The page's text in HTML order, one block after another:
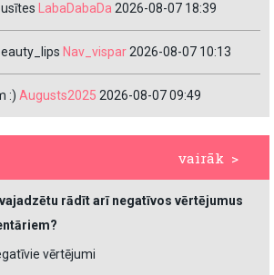
LabaDabaDa 2026-08-07 18:39
Nav_vispar2026-08-07 10:13
:) Augusts2025 2026-08-07 09:49
vairāk >
rādīt arī negatīvos vērtējumus
vērtējumi